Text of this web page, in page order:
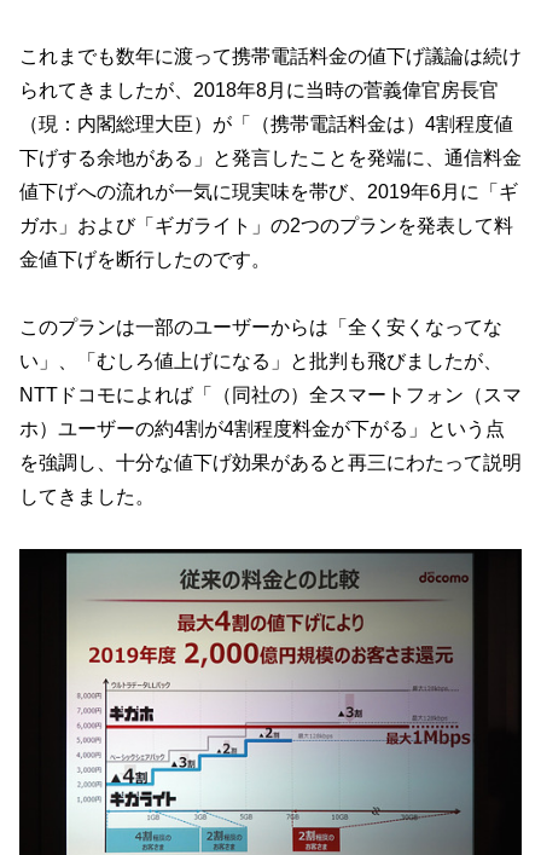
これまでも数年に渡って携帯電話料金の値下げ議論は続け
られてきましたが、2018年8月に当時の菅義偉官房長官
（現：内閣総理大臣）が「（携帯電話料金は）4割程度値
下げする余地がある」と発言したことを発端に、通信料金
値下げへの流れが一気に現実味を帯び、2019年6月に「ギ
ガホ」および「ギガライト」の2つのプランを発表して料
金値下げを断行したのです。
このプランは一部のユーザーからは「全く安くなってな
い」、「むしろ値上げになる」と批判も飛びましたが、
NTTドコモによれば「（同社の）全スマートフォン（スマ
ホ）ユーザーの約4割が4割程度料金が下がる」という点
を強調し、十分な値下げ効果があると再三にわたって説明
してきました。